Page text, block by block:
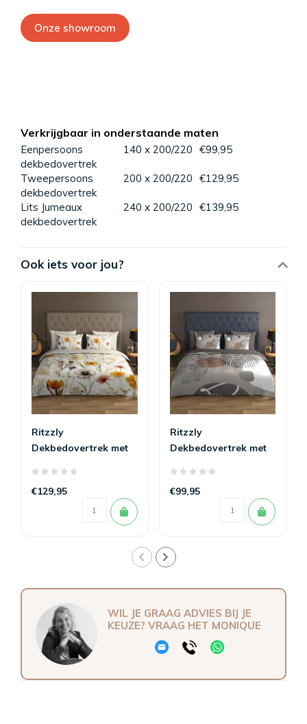
Onze showroom
Verkrijgbaar in onderstaande maten
Eenpersoons
dekbedovertrek
140 x 200/220 €99,95
Tweepersoons
dekbedovertrek
200 x 200/220 €129,95
Lits Jumeaux
dekbedovertrek
240 x 200/220 €139,95
Ook iets voor jou?
Ritzzly
Dekbedovertrek met
€129,95
Ritzzly
Dekbedovertrek met
€99,95
WIL JE GRAAG ADVIES BIJ JE
KEUZE? VRAAG HET MONIQUE